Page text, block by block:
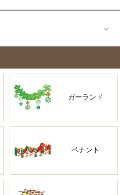
ガーランド
ペナント